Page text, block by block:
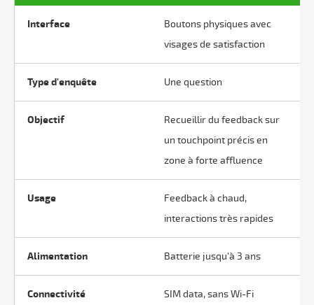
Interface
Boutons physiques avec
visages de satisfaction
Type d'enquête Une question
Objectif
Recueillir du feedback sur
un touchpoint précis en
zone à forte affluence
Usage
Feedback à chaud,
interactions très rapides
Alimentation Batterie jusqu'à 3 ans
Connectivité SIM data, sans Wi-Fi